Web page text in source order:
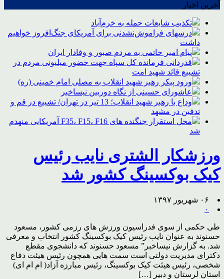
آخرین اخبار
تکذیب شایعات حمله به خرم‌آباد
درسهای فراموش‌نشدنی برای آمریکای جنگ‌افروز خواهیم
داشت
پیام امیر حاتمی به مردم صبور و وفادار ایران
قدردانی فرمانده کل سپاه جهت حضور میلیونی مردم در
تشییع قائد شهید امت
ورود پیکر رهبر شهید انقلاب به مصلی امام خمینی (ره)
عاشورای حسینی از نگاه دوربین نیساخبر
وداع با رهبر شهید انقلاب؛ 13 تیر در تهران/ تشییع در قم و
تدفین در مشهد
محل استقرار جنگنده های F35، F15، F16 آمریکایی منهدم
شد
ورزشکار الشتری نایب رئیس
کیک بوکسینگ کشور شد
۰۶ شهریور ۱۳۹۷
۰
طی حکمی از سوی فدراسیون ورزش های رزمی کشور، مسعود
حسنوند به عنوان نایب رئیس کیک بوکسینگ کشور انتخاب و معرفی
شد. به گزارش نیساخبر” مسعود حسنوند که دانشجوی مقطع
دکترای مدیریت دولتی است سمت هایی همچون رئیس هیئت دفاع
شخصی، رئیس هیئت کیک بوکسینگ، رئیس مبارزه آزاد( ام ام ای)
استان لرستان و دبیر […]